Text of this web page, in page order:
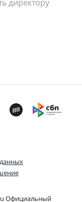
директору
Официальный